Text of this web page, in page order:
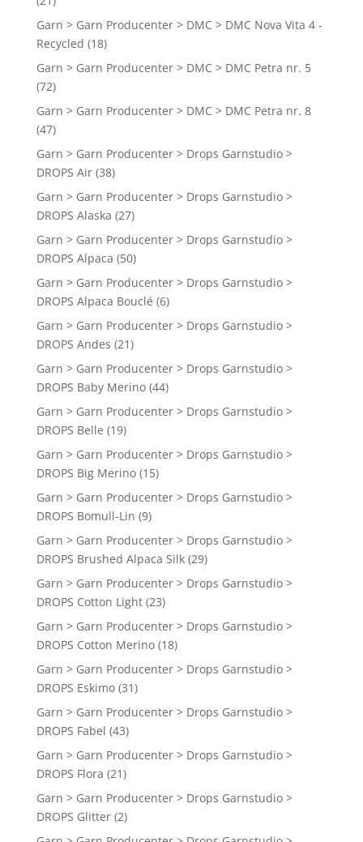
Garn > Garn Producenter > DMC > DMC Nova Vita 4 -
Recycled (18)
Garn > Garn Producenter > DMC > DMC Petra nr. 5
(72)
Garn > Garn Producenter > DMC > DMC Petra nr. 8
(47)
Garn > Garn Producenter > Drops Garnstudio >
DROPS Air (38)
Garn > Garn Producenter > Drops Garnstudio >
DROPS Alaska (27)
Garn > Garn Producenter > Drops Garnstudio >
DROPS Alpaca (50)
Garn > Garn Producenter > Drops Garnstudio >
DROPS Alpaca Bouclé (6)
Garn > Garn Producenter > Drops Garnstudio >
DROPS Andes (21)
Garn > Garn Producenter > Drops Garnstudio >
DROPS Baby Merino (44)
Garn > Garn Producenter > Drops Garnstudio >
DROPS Belle (19)
Garn > Garn Producenter > Drops Garnstudio >
DROPS Big Merino (15)
Garn > Garn Producenter > Drops Garnstudio >
DROPS Bomull-Lin (9)
Garn > Garn Producenter > Drops Garnstudio >
DROPS Brushed Alpaca Silk (29)
Garn > Garn Producenter > Drops Garnstudio >
DROPS Cotton Light (23)
Garn > Garn Producenter > Drops Garnstudio >
DROPS Cotton Merino (18)
Garn > Garn Producenter > Drops Garnstudio >
DROPS Eskimo (31)
Garn > Garn Producenter > Drops Garnstudio >
DROPS Fabel (43)
Garn > Garn Producenter > Drops Garnstudio >
DROPS Flora (21)
Garn > Garn Producenter > Drops Garnstudio >
DROPS Glitter (2)